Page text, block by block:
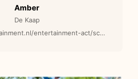
Amber
De Kaap
www.primaentertainment.nl/entertainment-act/schoonheid-in-goud-steltenlopers/